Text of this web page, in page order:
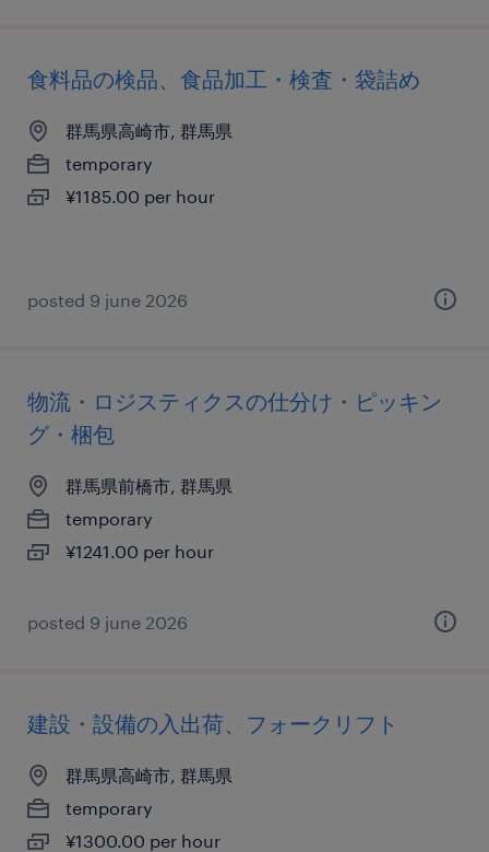
食料品の検品、食品加工・検査・袋詰め
群馬県高崎市, 群馬県
temporary
¥1185.00 per hour
posted 9 june 2026
物流・ロジスティクスの仕分け・ピッキン
グ・梱包
群馬県前橋市, 群馬県
temporary
¥1241.00 per hour
posted 9 june 2026
建設・設備の入出荷、フォークリフト
群馬県高崎市, 群馬県
temporary
¥1300.00 per hour